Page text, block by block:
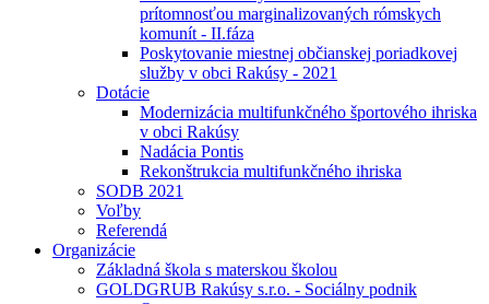
prítomnosťou marginalizovaných rómskych
komunít - II.fáza
Poskytovanie miestnej občianskej poriadkovej
služby v obci Rakúsy - 2021
Dotácie
Modernizácia multifunkčného športového ihriska
v obci Rakúsy
Nadácia Pontis
Rekonštrukcia multifunkčného ihriska
SODB 2021
Voľby
Referendá
Organizácie
Základná škola s materskou školou
GOLDGRUB Rakúsy s.r.o. - Sociálny podnik